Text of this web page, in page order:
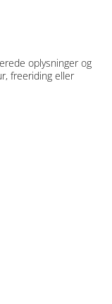
oplysninger og
freeriding eller